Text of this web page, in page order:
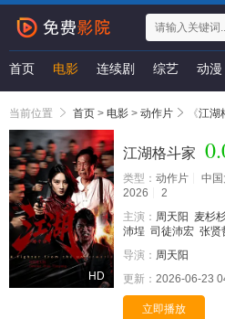
首页 电影 连续剧 综艺 动漫
当前位置 首页 > 电影 > 动作片 《江湖
HD
江湖格斗家
类型： 动作片 中
2026
2
主演： 周天阳 麦杉
沛埕 司徒沛宏 张贤
导演： 周天阳
更新： 2026-06-23
立即播放